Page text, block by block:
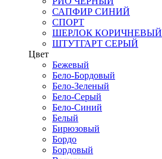
САПФИР СИНИЙ
СПОРТ
ШЕРЛОК КОРИЧНЕВЫЙ
ШТУТГАРТ СЕРЫЙ
Цвет
Бежевый
Бело-Бордовый
Бело-Зеленый
Бело-Серый
Бело-Синий
Белый
Бирюзовый
Бордо
Бордовый